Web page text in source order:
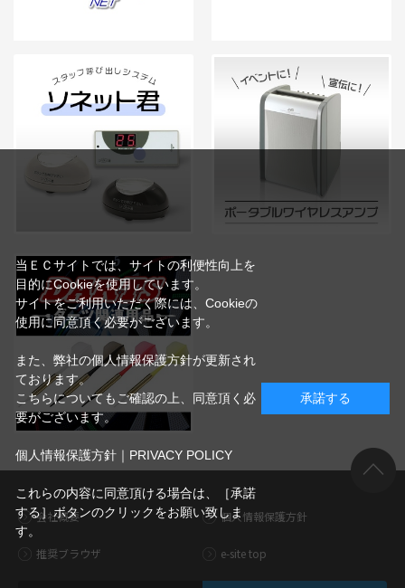
会社概要 個人情報保護方針
推奨ブラウザ e-site top
当ＥＣサイトでは、サイトの利便性向上を
目的にCookieを使用しています。
サイトをご利用いただく際には、Cookieの
使用に同意頂く必要がございます。
また、弊社の個人情報保護方針が更新され
ております。
こちらについてもご確認の上、同意頂く必
要がございます。
個人情報保護方針｜PRIVACY POLICY
これらの内容に同意頂ける場合は、［承諾
する］ボタンのクリックをお願い致しま
す。
承諾する